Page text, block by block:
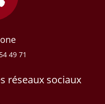
49 71
réseaux sociaux